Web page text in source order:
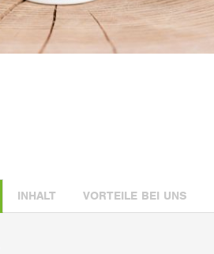
INHALT VORTEILE BEI UNS